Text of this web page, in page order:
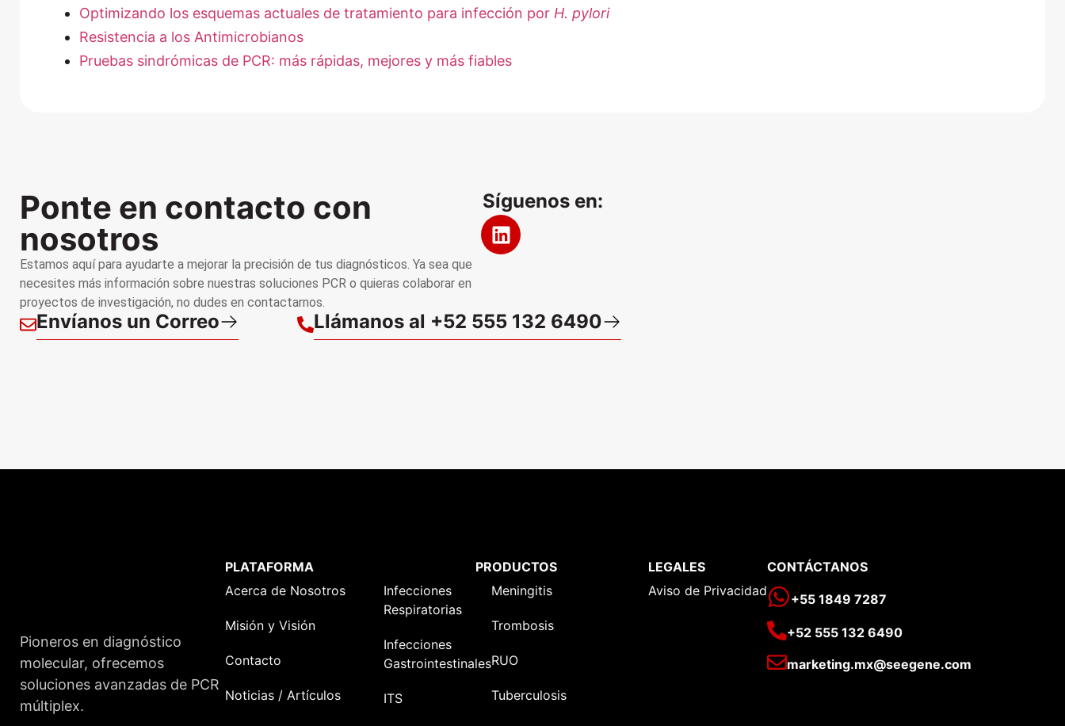
Optimizando los esquemas actuales de tratamiento para infección por H. pylori
Resistencia a los Antimicrobianos
Pruebas sindrómicas de PCR: más rápidas, mejores y más fiables
Ponte en contacto con
nosotros
Estamos aquí para ayudarte a mejorar la precisión de tus diagnósticos. Ya sea que
necesites más información sobre nuestras soluciones PCR o quieras colaborar en
proyectos de investigación, no dudes en contactarnos.
Síguenos en:
Envíanos un Correo Llámanos al +52 555 132 6490
Pioneros en diagnóstico
molecular, ofrecemos
soluciones avanzadas de PCR
múltiplex.
PLATAFORMA
Acerca de Nosotros
Misión y Visión
Contacto
Noticias / Artículos
PRODUCTOS
Infecciones
Respiratorias
Infecciones
Gastrointestinales
ITS
Meningitis
Trombosis
RUO
Tuberculosis
LEGALES
Aviso de Privacidad
CONTÁCTANOS
+55 1849 7287
+52 555 132 6490
marketing.mx@seegene.com